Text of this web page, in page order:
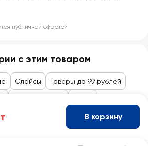
публичной офертой
с этим товаром
Слайсы Товары до 99 рублей
В корзину